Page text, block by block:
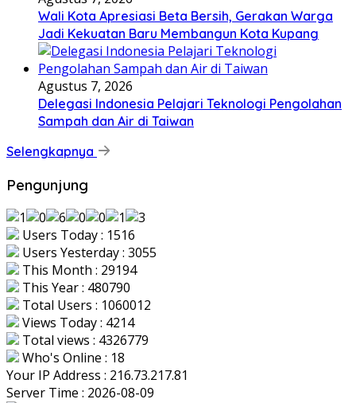
Wali Kota Apresiasi Beta Bersih, Gerakan Warga
Jadi Kekuatan Baru Membangun Kota Kupang
Agustus 7, 2026
Delegasi Indonesia Pelajari Teknologi Pengolahan
Sampah dan Air di Taiwan
Selengkapnya
Pengunjung
Users Today : 1516
Users Yesterday : 3055
This Month : 29194
This Year : 480790
Total Users : 1060012
Views Today : 4214
Total views : 4326779
Who's Online : 18
Your IP Address : 216.73.217.81
Server Time : 2026-08-09